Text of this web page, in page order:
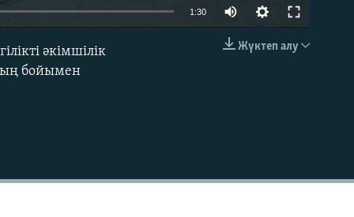
EMBED
1:30
Жүктеп алу
әкімшілік
бойымен